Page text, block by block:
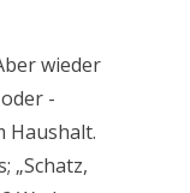
wieder
-
Haushalt.
„Schatz,